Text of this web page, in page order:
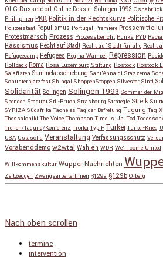
OLG Düsseldorf Online-Dossier Solingen 1993 Osnabrück
Phillipinen PKK Politik in der Rechtskurve Politische
Polizeistaat Populismus Portugal Premiere
Protestmarsch Prozess Prozessbericht Punks PYD
Rassismus Recht auf Stadt Recht auf Stadt für alle Recht
Refugeecamp Refugees Regina Wamper Repression
Rollback Roma Rosa Luxemburg Stiftung Rostock Rostock-
Salafisten Sammelabschiebung Sant'Anna di Stazzema
Schusterplatzfest Shingal ShoppenStoppen Silvester Sinti
Solidarität Solingen Solingen 1993 Sommer der
Spenden Stadtrat Stil-Bruch Strasbourg Strategie Streik
SYRIZA Südafrika Tacheles Tag der Befreiung Tagung Tag X
Thessaloniki The Voice Thompson Time is Up! Tod
Treffen/Tagung/Konferenz Troika Typ F Türkei Türkei-Krieg
USA Ustascha Veranstaltung Verfassungsschutz
Vorabenddemo w2wtal Wahlen WDR We'll come United
Willkommenskultur Wupper Nachrichten
Zeitzeugen ZwangsarbeiterInnen §129a §129b Ölberg
Nach oben scrollen
termine
intervention